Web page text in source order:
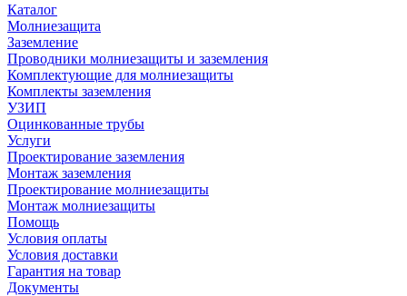
Каталог
Молниезащита
Заземление
Проводники молниезащиты и заземления
Комплектующие для молниезащиты
Комплекты заземления
УЗИП
Оцинкованные трубы
Услуги
Проектирование заземления
Монтаж заземления
Проектирование молниезащиты
Монтаж молниезащиты
Помощь
Условия оплаты
Условия доставки
Гарантия на товар
Документы